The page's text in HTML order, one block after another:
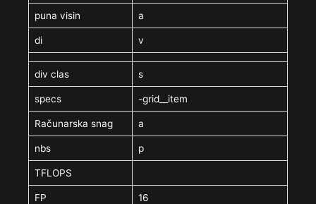
puna visin a
di v
div clas s
specs -grid__item
Računarska snag a
nbs p
TFLOPS
FP 16